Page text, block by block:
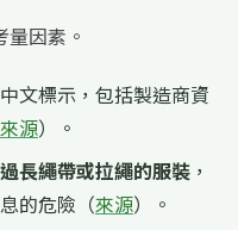
因素。
文標示，包括製造商資
來源）。
長繩帶或拉繩的服裝 ，
的危險（來源）。